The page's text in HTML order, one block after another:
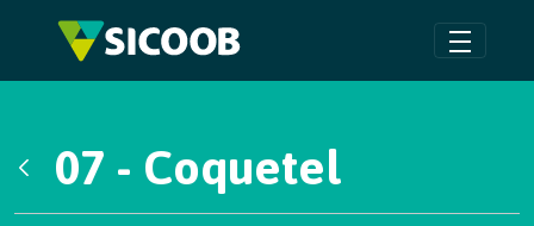
Pular para o Conteúdo principal
07 - Coquetel